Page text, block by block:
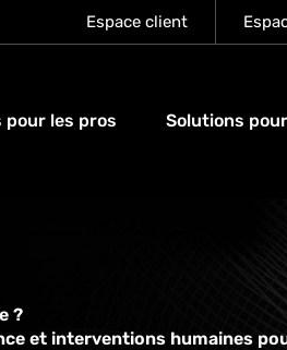
Espace client
pour les pros Solutions
?
et interventions humaines